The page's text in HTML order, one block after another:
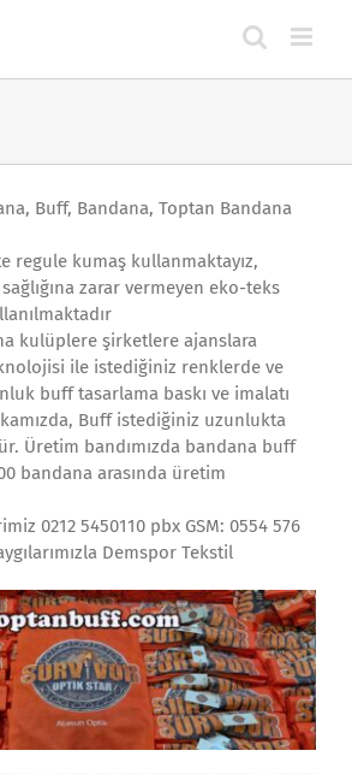
Buff, Bandana, Toptan Bandana
regule kumaş kullanmaktayız,
zarar vermeyen eko-teks
kulüplere şirketlere ajanslara
ile istediğiniz renklerde ve
buff tasarlama baskı ve imalatı
Buff istediğiniz uzunlukta
Üretim bandımızda bandana buff
bandana arasında üretim
0212 5450110 pbx GSM: 0554 576
Demspor Tekstil